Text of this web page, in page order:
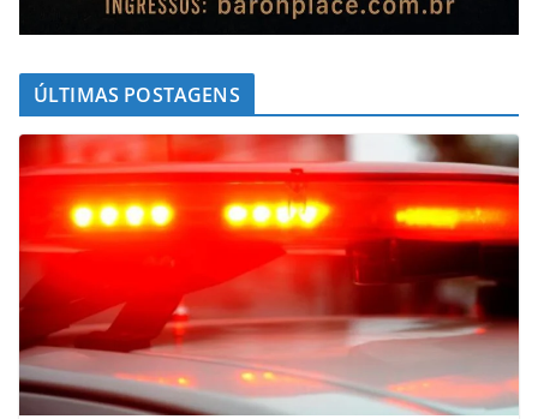
ÚLTIMAS POSTAGENS